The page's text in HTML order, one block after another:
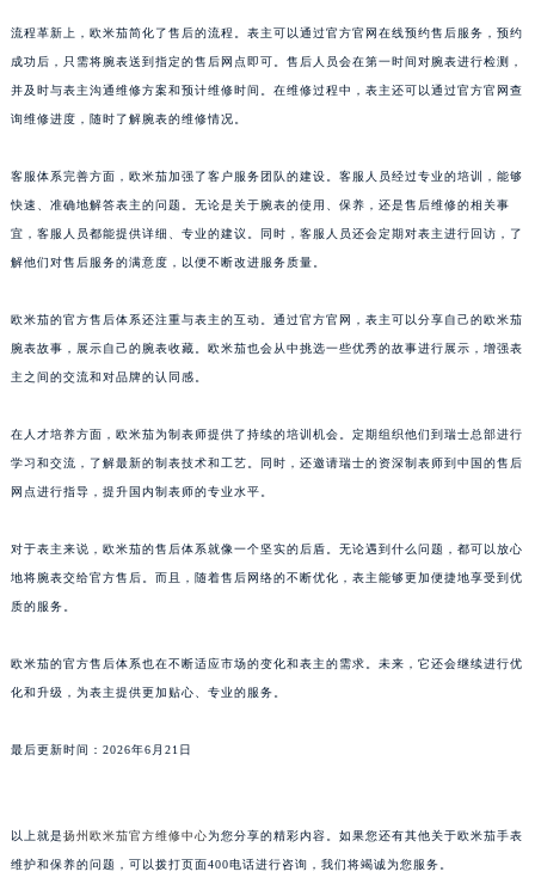
流程革新上，欧米茄简化了售后的流程。表主可以通过官方官网在线预约售后服务，预约
成功后，只需将腕表送到指定的售后网点即可。售后人员会在第一时间对腕表进行检测，
并及时与表主沟通维修方案和预计维修时间。在维修过程中，表主还可以通过官方官网查
询维修进度，随时了解腕表的维修情况。
客服体系完善方面，欧米茄加强了客户服务团队的建设。客服人员经过专业的培训，能够
快速、准确地解答表主的问题。无论是关于腕表的使用、保养，还是售后维修的相关事
宜，客服人员都能提供详细、专业的建议。同时，客服人员还会定期对表主进行回访，了
解他们对售后服务的满意度，以便不断改进服务质量。
欧米茄的官方售后体系还注重与表主的互动。通过官方官网，表主可以分享自己的欧米茄
腕表故事，展示自己的腕表收藏。欧米茄也会从中挑选一些优秀的故事进行展示，增强表
主之间的交流和对品牌的认同感。
在人才培养方面，欧米茄为制表师提供了持续的培训机会。定期组织他们到瑞士总部进行
学习和交流，了解最新的制表技术和工艺。同时，还邀请瑞士的资深制表师到中国的售后
网点进行指导，提升国内制表师的专业水平。
对于表主来说，欧米茄的售后体系就像一个坚实的后盾。无论遇到什么问题，都可以放心
地将腕表交给官方售后。而且，随着售后网络的不断优化，表主能够更加便捷地享受到优
质的服务。
欧米茄的官方售后体系也在不断适应市场的变化和表主的需求。未来，它还会继续进行优
化和升级，为表主提供更加贴心、专业的服务。
最后更新时间：2026年6月21日
以上就是扬州欧米茄官方维修中心为您分享的精彩内容。如果您还有其他关于欧米茄手表
维护和保养的问题，可以拨打页面400电话进行咨询，我们将竭诚为您服务。